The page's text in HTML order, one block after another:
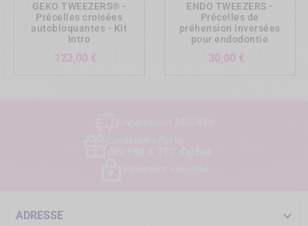
GEKO TWEEZERS® -
Précelles croisées
autobloquantes - Kit
Intro
123,00 €
ENDO TWEEZERS -
Précelles de
préhension inversées
pour endodontie
30,00 €
ADRESSE 